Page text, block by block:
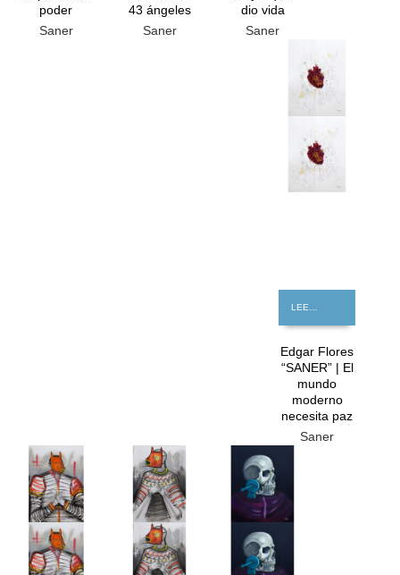
poder
Saner
43 ángeles
Saner
dio vida
Saner
GRATIS
Edgar Flores
“SANER” | El
mundo
moderno
necesita paz
Saner
GRATIS GRATIS GRATIS